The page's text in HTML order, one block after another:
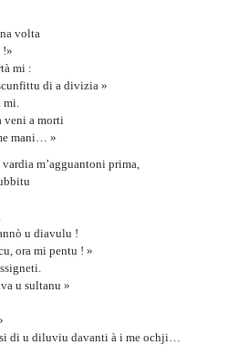
volta
!»
mi :
di a divizia »
mi.
veni a morti
mani… »
m’agguantoni prima,
u diavulu !
ora mi pentu ! »
u sultanu »
di u diluviu davanti à i me ochji…